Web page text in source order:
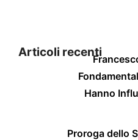
Articoli recenti
Hanno
Proroga dello